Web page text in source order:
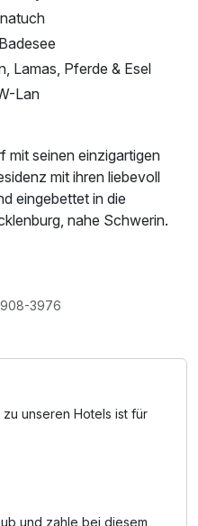
Lamas, Pferde & Esel
Lan
mit seinen einzigartigen
mit ihren liebevoll
eingebettet in die
nahe Schwerin.
traumhafte Wälder &
vierbeinigen Freunden.
Parkplatz, Nutzung des
3976
unseren Hotels ist für
und zahle bei diesem